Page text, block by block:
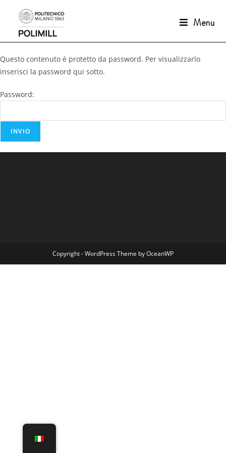
Menu
Questo contenuto è protetto da password. Per visualizzarlo
inserisci la password qui sotto.
Password:
Copyright - WordPress Theme by OceanWP